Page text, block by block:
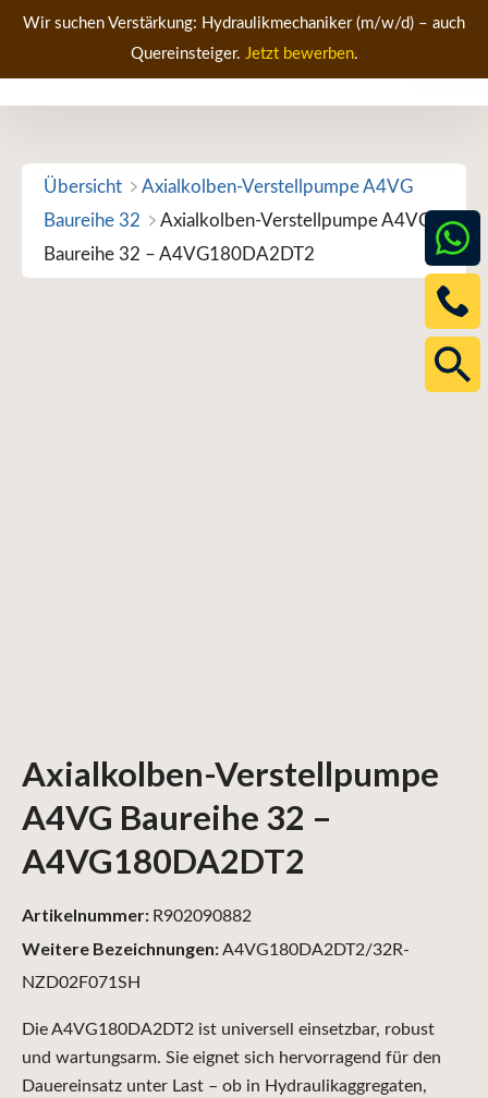
Zum
springen
Wir suchen Verstärkung: Hydraulikmechaniker (m/w/d) – auch
Quereinsteiger. Jetzt bewerben.
Übersicht
Axialkolben-Verstellpumpe A4VG
Baureihe 32
Axialkolben-Verstellpumpe A4VG
Baureihe 32 – A4VG180DA2DT2
Axialkolben-Verstellpumpe
A4VG Baureihe 32 –
A4VG180DA2DT2
Die A4VG180DA2DT2 ist universell einsetzbar, robust
und wartungsarm. Sie eignet sich hervorragend für den
Dauereinsatz unter Last – ob in Hydraulikaggregaten,
Weitere Bezeichnungen:A4VG180DA2DT2/32R-
NZD02F071SH
Artikelnummer: R902090882